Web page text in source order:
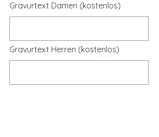
Gravurtext Damen (kostenlos)
Gravurtext Herren (kostenlos)